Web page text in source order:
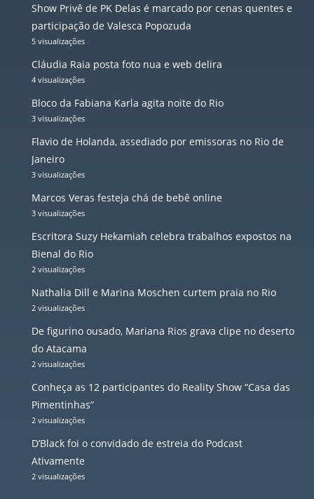
Show Privê de PK Delas é marcado por cenas quentes e
participação de Valesca Popozuda
5 visualizações
Cláudia Raia posta foto nua e web delira
4 visualizações
Bloco da Fabiana Karla agita noite do Rio
3 visualizações
Flavio de Holanda, assediado por emissoras no Rio de
Janeiro
3 visualizações
Marcos Veras festeja chá de bebê online
3 visualizações
Escritora Suzy Hekamiah celebra trabalhos expostos na
Bienal do Rio
2 visualizações
Nathalia Dill e Marina Moschen curtem praia no Rio
2 visualizações
De figurino ousado, Mariana Rios grava clipe no deserto
do Atacama
2 visualizações
Conheça as 12 participantes do Reality Show “Casa das
Pimentinhas”
2 visualizações
D’Black foi o convidado de estreia do Podcast
Ativamente
2 visualizações